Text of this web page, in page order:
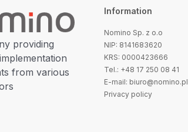
providing
from various
Information
Nomino Sp. z o.o
NIP: 8141683620
KRS: 0000423666
Tel.: +48 17 250 08 41
E-mail: biuro@nomino.pl
Privacy policy